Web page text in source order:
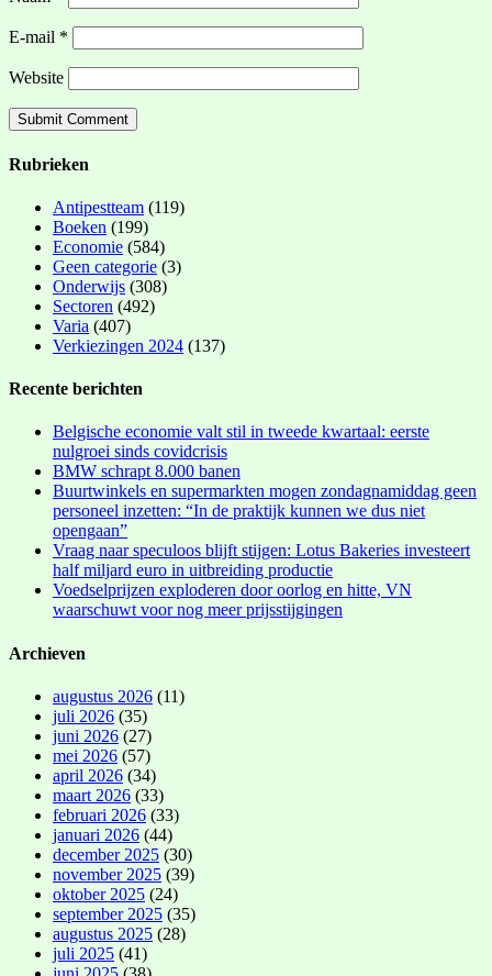
E-mail *
Website
Rubrieken
Antipestteam (119)
Boeken (199)
Economie (584)
Geen categorie (3)
Onderwijs (308)
Sectoren (492)
Varia (407)
Verkiezingen 2024 (137)
Recente berichten
Belgische economie valt stil in tweede kwartaal: eerste
nulgroei sinds covidcrisis
BMW schrapt 8.000 banen
Buurtwinkels en supermarkten mogen zondagnamiddag geen
personeel inzetten: “In de praktijk kunnen we dus niet
opengaan”
Vraag naar speculoos blijft stijgen: Lotus Bakeries investeert
half miljard euro in uitbreiding productie
Voedselprijzen exploderen door oorlog en hitte, VN
waarschuwt voor nog meer prijsstijgingen
Archieven
augustus 2026 (11)
juli 2026 (35)
juni 2026 (27)
mei 2026 (57)
april 2026 (34)
maart 2026 (33)
februari 2026 (33)
januari 2026 (44)
december 2025 (30)
november 2025 (39)
oktober 2025 (24)
september 2025 (35)
augustus 2025 (28)
juli 2025 (41)